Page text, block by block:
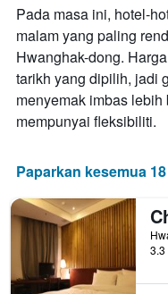
memaparkan
hari
dalam
seminggu.
Carta
mempunyai
1
yang
purata
harga
Pada masa ini, hotel-
malam yang paling
Hwanghak-dong.
tarikh yang dipilih, jadi
menyemak imbas
mempunyai fleksibiliti.
Paparkan kesemua
3.3